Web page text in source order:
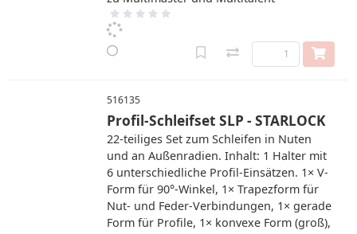
516135
Profil-Schleifset SLP - STARLOCK
22-teiliges Set zum Schleifen in Nuten
und an Außenradien. Inhalt: 1 Halter mit
6 unterschiedliche Profil-Einsätzen. 1× V-
Form für 90°-Winkel, 1× Trapezform für
Nut- und Feder-Verbindungen, 1× gerade
Form für Profile, 1× konvexe Form (groß),